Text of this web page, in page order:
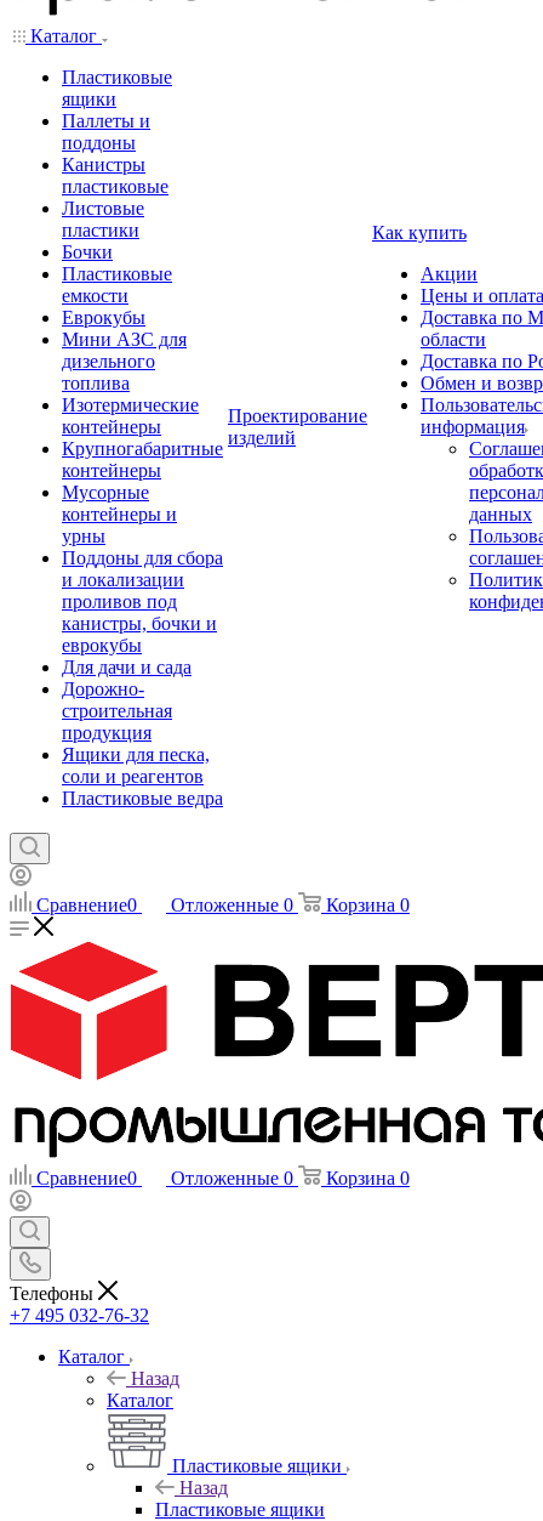
Каталог
Пластиковые
ящики
Паллеты и
поддоны
Канистры
пластиковые
Листовые
пластики
Бочки
Пластиковые
емкости
Еврокубы
Мини АЗС для
дизельного
топлива
Изотермические
контейнеры
Крупногабаритные
контейнеры
Мусорные
контейнеры и
урны
Поддоны для сбора
и локализации
проливов под
канистры, бочки и
еврокубы
Для дачи и сада
Дорожно-
строительная
продукция
Ящики для песка,
соли и реагентов
Пластиковые ведра
Проектирование
изделий
Как купить
Акции
Цены и оплата
Доставка по
области
Доставка по
Обмен и
информация
данных
Сравнение0 Отложенные 0 Корзина 0
Сравнение0 Отложенные 0 Корзина 0
Телефоны
+7 495 032-76-32
Каталог
Назад
Каталог
Пластиковые ящики
Назад
Пластиковые ящики